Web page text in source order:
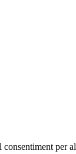
consentiment per al